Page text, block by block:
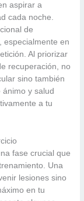
aspirar a
cada noche.
de
especialmente en
Al priorizar
recuperación, no
sino también
y salud
a tu
fase crucial que
Una
lesiones sino
en tu